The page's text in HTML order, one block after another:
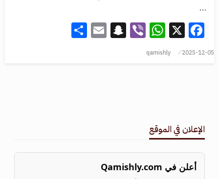
…
Facebook
X
WhatsApp
Viber
Snapchat
Email
2025-12-05
qamishly
الإعلان في الموقع
أعلن في Qamishly.com